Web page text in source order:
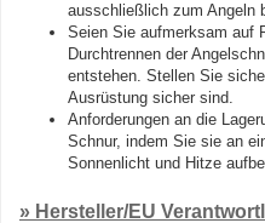
ausschließlich zum Angeln
Seien Sie aufmerksam auf
Durchtrennen der
entstehen. Stellen Sie
Ausrüstung sicher sind.
Anforderungen an die
Schnur, indem Sie sie an
Sonnenlicht und Hitze
» Hersteller/EU